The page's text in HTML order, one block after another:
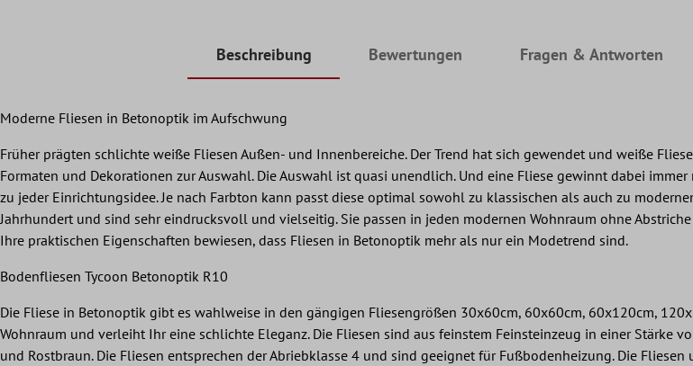
Beschreibung Bewertungen Fragen & Antworten
Moderne Fliesen in Betonoptik im Aufschwung
Früher prägten schlichte weiße Fliesen Außen- und Innenbereiche. Der Trend hat sich gewendet und weiße
Formaten und Dekorationen zur Auswahl. Die Auswahl ist quasi unendlich. Und eine Fliese gewinnt dabei
zu jeder Einrichtungsidee. Je nach Farbton kann passt diese optimal sowohl zu klassischen als auch zu
Jahrhundert und sind sehr eindrucksvoll und vielseitig. Sie passen in jeden modernen Wohnraum ohne
Ihre praktischen Eigenschaften bewiesen, dass Fliesen in Betonoptik mehr als nur ein Modetrend sind.
Bodenfliesen Tycoon Betonoptik R10
Die Fliese in Betonoptik gibt es wahlweise in den gängigen Fliesengrößen 30x60cm, 60x60cm, 60x120cm,
Wohnraum und verleiht Ihr eine schlichte Eleganz. Die Fliesen sind aus feinstem Feinsteinzeug in einer Stärke
und Rostbraun. Die Fliesen entsprechen der Abriebklasse 4 und sind geeignet für Fußbodenheizung. Die